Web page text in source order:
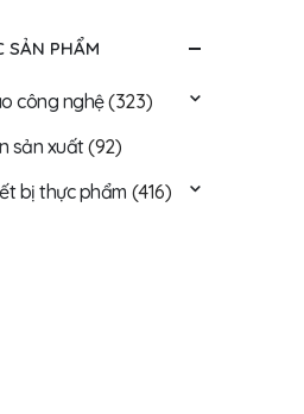
SẢN PHẨM
công nghệ(323)
sản xuất(92)
bị thực phẩm (416)